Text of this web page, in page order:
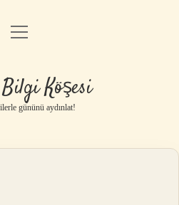
Anasayfa
Uyarı
menüyü
Köşesi
gününü aydınlat!